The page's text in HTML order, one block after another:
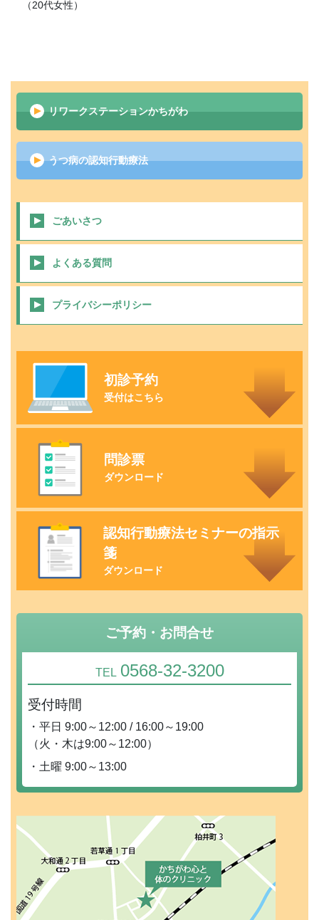
（20代女性）
リワークステーションかちがわ
うつ病の認知行動療法
ごあいさつ
よくある質問
プライバシーポリシー
初診予約
受付はこちら
問診票
ダウンロード
認知行動療法セミナーの指示
箋
ダウンロード
ご予約・お問合せ
TEL 0568-32-3200
受付時間
・平日 9:00～12:00 / 16:00～19:00
（火・木は9:00～12:00）
・土曜 9:00～13:00